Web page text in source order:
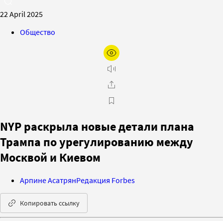
22 April 2025
Общество
NYP раскрыла новые детали плана
Трампа по урегулированию между
Москвой и Киевом
Арпине АсатрянРедакция Forbes
Копировать ссылку